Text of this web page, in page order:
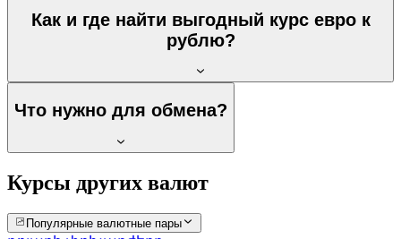
Как и где найти выгодный курс евро к
рублю?
Что нужно для обмена?
Курсы других валют
Популярные валютные пары